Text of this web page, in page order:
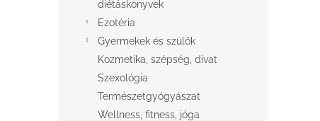
diétáskönyvek
Ezotéria
Gyermekek és szülők
Kozmetika, szépség, divat
Szexológia
Természetgyógyászat
Wellness, fitness, jóga